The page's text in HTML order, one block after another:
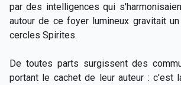
par des intelligences qui
autour de ce foyer lumineux gravitait
cercles Spirites.
De toutes parts surgissent des
portant le cachet de leur auteur : c'est